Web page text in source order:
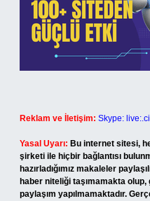
Reklam ve İletişim: Skype:
Yasal Uyarı: Bu internet sitesi,
şirketi ile hiçbir bağlantısı
hazırladığımız makaleler
haber niteliği taşımamakta
paylaşım yapılmamaktadır.